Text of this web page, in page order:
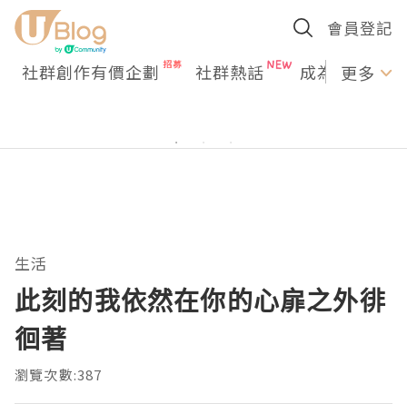
會員登記
社群創作有價企劃 社群熱話 成為U更多
生活
此刻的我依然在你的心扉之外徘
徊著
瀏覽次數:387